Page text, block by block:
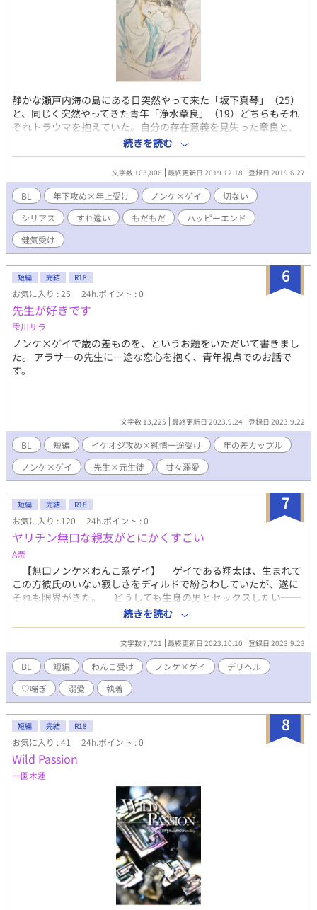
静かな瀬戸内海の島にある日突然やって来た「坂下真琴」（25）
と、同じく突然やってきた青年「浄水章良」（19）どちらもそれ
ぞれトラウマを抱えていた。自分の存在意義を見失った章良と、
生きる事に不器用な真琴はお互いを意識し始めやがて引かれ合っ
て行く。 ノンケ年下攻めと、ゲイ年上受けの切なく優しい男×男
の恋愛物語です。 ※これより話が進んで行くと最終的には性的な
表現がある為【成人指定】とさせて頂きます。 ※この話は「pixiv
様」「なろう様」「fujossy様」にも投稿済みです。 ※表紙：塩田
仁様より頂きました。
続きを読む
文字数 103,806 最終更新日 2019.12.18 登録日 2019.6.27
BL 年下攻め×年上受け ノンケ×ゲイ
切ない
シリアス
すれ違い もだもだ
ハッピーエンド
健気受け
6
短編 完結 R18
お気に入り : 25 24h.ポイント : 0
先生が好きです
雫川サラ
ノンケ×ゲイで歳の差ものを、というお題をいただいて書きまし
た。 アラサーの先生に一途な恋心を抱く、青年視点でのお話で
す。
文字数 13,225 最終更新日 2023.9.24 登録日 2023.9.22
BL 短編 イケオジ攻め×純情一途受け
年の差カップル
ノンケ×ゲイ
先生×元生徒 甘々溺愛
7
短編 完結 R18
お気に入り : 120 24h.ポイント : 0
ヤリチン無口な親友がとにかくすごい
A奈
【無口ノンケ×わんこ系ゲイ】 ゲイである翔太は、生まれて
この方彼氏のいない寂しさをディルドで紛らわしていたが、遂に
それも限界がきた。 どうしても生身の男とセックスしたい──
そんな思いでゲイ専用のデリヘルで働き始めることになったが、
最初の客はまさかのノンケの親友で…… ※R18手慣らし短編で
す。エロはぬるい上に短いです。 ※デリヘルについては詳しくな
いので設定緩めです。 ※受けが関西弁ですが、作者は関東出身な
ので間違いがあれば教えて頂けると助かります。 ⭐︎2023/10/10 番
外編追加しました！
続きを読む
文字数 7,721 最終更新日 2023.10.10 登録日 2023.9.23
BL 短編 わんこ受け ノンケ×ゲイ
デリヘル
♡喘ぎ
溺愛 執着
8
短編 完結 R18
お気に入り : 41 24h.ポイント : 0
Wild Passion
一園木蓮